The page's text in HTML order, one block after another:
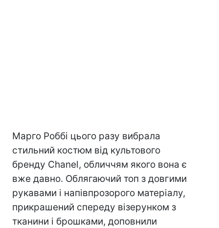
Марго Роббі цього разу вибрала
стильний костюм від культового
бренду Сhanel, обличчям якого вона є
вже давно. Облягаючий топ з довгими
рукавами і напівпрозорого матеріалу,
прикрашений спереду візерунком з
тканини і брошками, доповнили